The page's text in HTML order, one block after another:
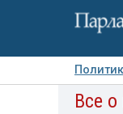
Авторы
Все